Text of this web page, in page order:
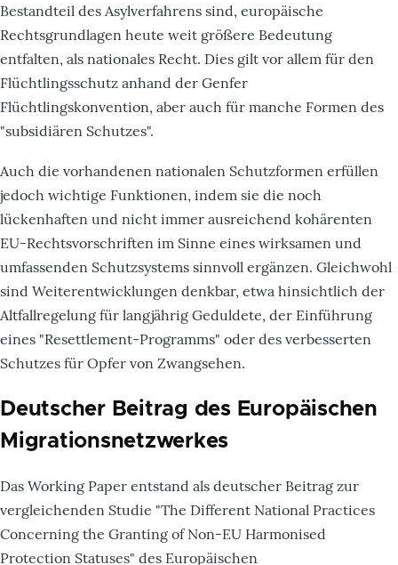
Bestandteil des Asylverfahrens sind, europäische
Rechtsgrundlagen heute weit größere Bedeutung
entfalten, als nationales Recht. Dies gilt vor allem für den
Flüchtlingsschutz anhand der Genfer
Flüchtlingskonvention, aber auch für manche Formen des
"subsidiären Schutzes".
Auch die vorhandenen nationalen Schutzformen erfüllen
jedoch wichtige Funktionen, indem sie die noch
lückenhaften und nicht immer ausreichend kohärenten
EU-Rechtsvorschriften im Sinne eines wirksamen und
umfassenden Schutzsystems sinnvoll ergänzen. Gleichwohl
sind Weiterentwicklungen denkbar, etwa hinsichtlich der
Altfallregelung für langjährig Geduldete, der Einführung
eines "Resettlement-Programms" oder des verbesserten
Schutzes für Opfer von Zwangsehen.
Deutscher Beitrag des Europäischen
Migrationsnetzwerkes
Das Working Paper entstand als deutscher Beitrag zur
vergleichenden Studie "The Different National Practices
Concerning the Granting of Non-EU Harmonised
Protection Statuses" des Europäischen